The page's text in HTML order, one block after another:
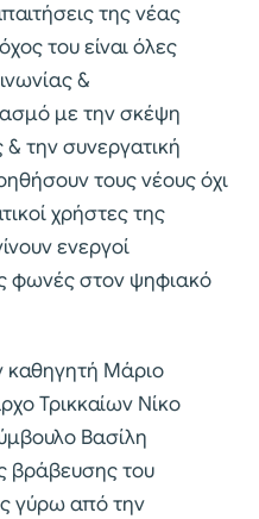
της νέας
του είναι όλες
&
με την σκέψη
την συνεργατική
τους νέους όχι
χρήστες της
ενεργοί
φωνές στον ψηφιακό
καθηγητή Μάριο
Τρικκαίων Νίκο
Βασίλη
βράβευσης του
γύρω από την